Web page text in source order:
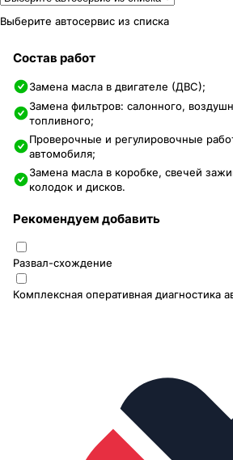
Выберите автосервис из списка
Состав работ
Замена масла в двигателе (ДВС);
Замена фильтров: салонного,
топливного;
Проверочные и регулировочные
автомобиля;
Замена масла в коробке, свечей
колодок и дисков.
Рекомендуем добавить
Развал-схождение
Комплексная оперативная диагностика